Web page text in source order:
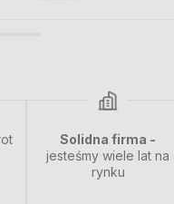
Solidna firma -
jesteśmy wiele lat na
rynku